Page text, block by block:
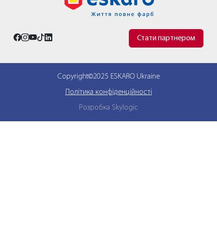
Стати партнером
Copyright©2025 ESKARO Ukraine
Політика конфіденційності
Розробка Skylogic